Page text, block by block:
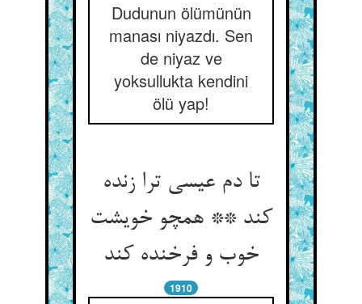
Dudunun ölümünün
manası niyazdı. Sen
de niyaz ve
yoksullukta kendini
ölü yap!
تا دم عیسی ترا زنده
کند ** همچو خویشت
خوب و فرخنده کند
1910